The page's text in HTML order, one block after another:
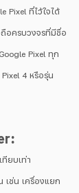
Pixel ที่ไว้ใจได้
อครบวงจรที่มีชื่อ
Pixel ทุก
4 หรือรุ่น
ทียบเท่า
เช่น เครื่องแยก